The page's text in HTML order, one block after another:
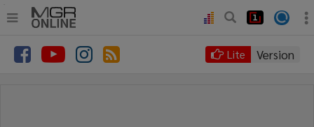
• หน้าหลัก
Lite Version